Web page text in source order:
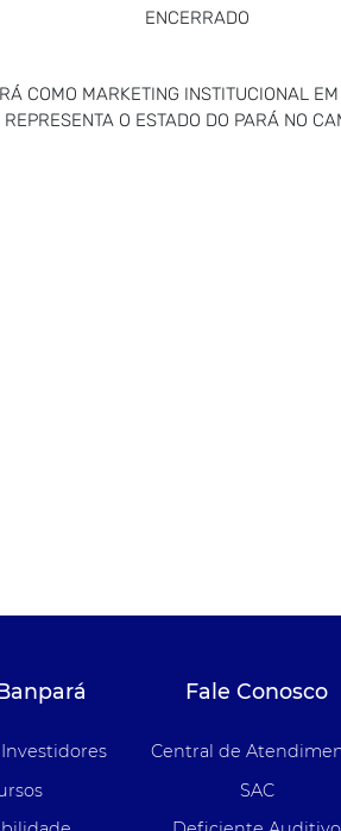
ENCERRADO
COMO MARKETING INSTITUCIONAL
O ESTADO DO PARÁ NO
Fale Conosco
Central de
SAC